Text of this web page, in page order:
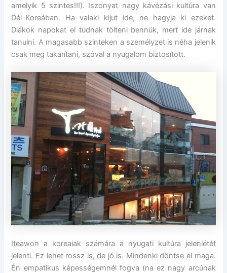
amelyik 5 szintes!!!). Iszonyat nagy kávézási kultúra van
Dél-Koreában. Ha valaki kijut ide, ne hagyja ki ezeket.
Diákok napokat el tudnak tölteni bennük, mert ide járnak
tanulni. A magasabb szinteken a személyzet is néha jelenik
csak meg takarítani, szóval a nyugalom biztosított.
Iteawon a koreaiak számára a nyugati kultúra jelenlétét
jelenti. Ez lehet rossz is, de jó is. Mindenki döntse el maga.
Én empatikus képességemnél fogva (na ez nagy arcúnak